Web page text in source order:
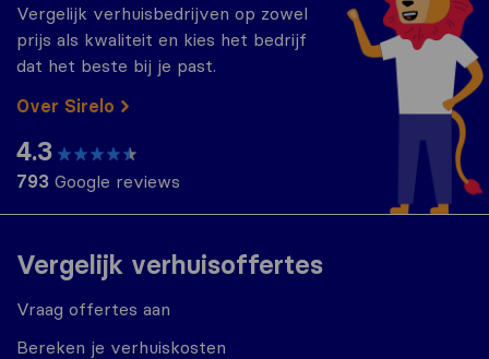
Vergelijk verhuisoffertes
Vraag offertes aan
Bereken je verhuiskosten
Vergelijk verhuisbedrijven op zowel
prijs als kwaliteit en kies het bedrijf
dat het beste bij je past.
Over Sirelo
4.3
793 Google reviews